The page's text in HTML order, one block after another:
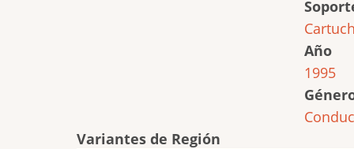
Año
1995
Variantes de Región